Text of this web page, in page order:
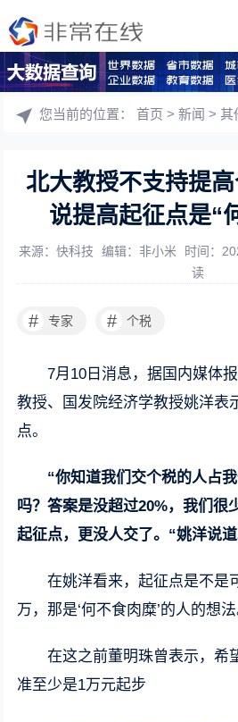
您当前的位置：首页 >新闻 >其
北大教授不支持提高
说提高起征点是“
来源：快科技 编辑：非小米 时间：
读
# 专家 # 个税
7月10日消息，据国内媒体
教授、国发院经济学教授姚洋表
点。
“你知道我们交个税的人占
吗？答案是没超过20%，我们很
起征点，更没人交了。“姚洋说道
在姚洋看来，起征点是不是
万，那是‘何不食肉糜’的人的想法
在这之前董明珠曾表示，希
准至少是1万元起步